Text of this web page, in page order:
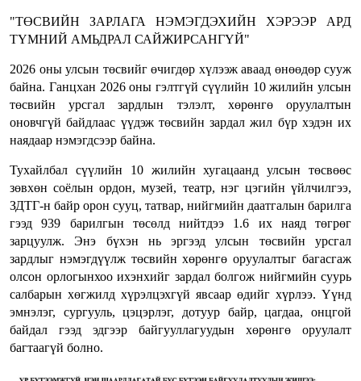
"ТӨСВИЙН ЗАРЛАГА НЭМЭГДЭХИЙН ХЭРЭЭР АРД
ТҮМНИЙ АМЬДРАЛ САЙЖИРСАНГҮЙ"
2026 оны улсын төсвийг өчигдөр хүлээж аваад өнөөдөр сууж
байна. Ганцхан 2026 оны гэлтгүй сүүлийн 10 жилийн улсын
төсвийн урсгал зардлын тэлэлт, хөрөнгө оруулалтын
оновчгүй байдлаас үүдэж төсвийн зардал жил бүр хэдэн их
наядаар нэмэгдсээр байна.
Тухайлбал сүүлийн 10 жилийн хугацаанд улсын төсвөөс
зөвхөн соёлын ордон, музей, театр, нэг цэгийн үйлчилгээ,
ЗДТГ-н байр орон сууц, татвар, нийгмийн даатгалын барилга
гээд 939 барилгын төсөлд нийтдээ 1.6 их наяд төгрөг
зарцуулж. Энэ бүхэн нь эргээд улсын төсвийн урсгал
зардлыг нэмэгдүүлж төсвийн хөрөнгө оруулалтыг багасгаж
олсон орлогынхоо ихэнхийг зардал болгож нийгмийн суурь
салбарын хөгжилд хүрэлцэхгүй явсаар өдийг хүрлээ. Үүнд
эмнэлэг, сургууль, цэцэрлэг, дотуур байр, цагдаа, онцгой
байдал гээд эдгээр байгууллагуудын хөрөнгө оруулалт
багтаагүй болно.